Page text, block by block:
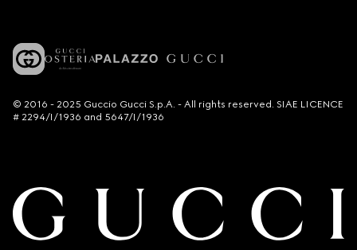
© 2016 - 2025 Guccio Gucci S.p.A. - All rights reserved. SIAE LICENCE
# 2294/I/1936 and 5647/I/1936